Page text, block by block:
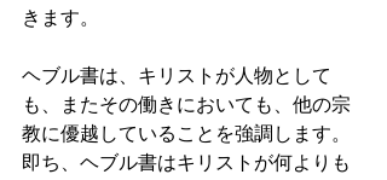
きます。
ヘブル書は、キリストが人物として
も、またその働きにおいても、他の宗
教に優越していることを強調します。
即ち、ヘブル書はキリストが何よりも